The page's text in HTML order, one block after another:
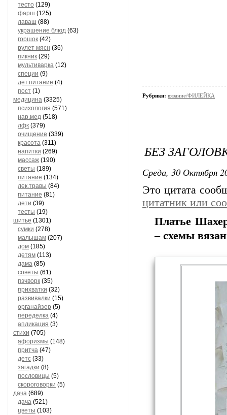
тесто (129)
фарш (125)
лаваш (88)
украшение блюд (63)
горшок (42)
рулет мясн (36)
пикник (29)
мультиварка (12)
специи (9)
дет.питание (4)
пост (1)
медицина (3325)
психология (571)
нар.мед (518)
лфк (379)
очищение (339)
красота (311)
напитки (269)
массаж (190)
светы (189)
питание (134)
лек.травы (84)
питание (81)
дети (39)
тесты (19)
шитье (1301)
сумки (278)
малышам (207)
дом (185)
детям (113)
дама (85)
советы (61)
пэчворк (35)
прихватки (32)
развивалки (15)
органайзер (5)
переделка (4)
апликация (3)
стихи (705)
афоризмы (148)
притча (47)
детс (33)
загадки (8)
пословицы (5)
скороговорки (5)
дача (689)
дача (521)
цветы (103)
Рубрики: вязание/ФИЛЕЙКА
БЕЗ
Среда, 30 Октября
Это цитата
цитатник или
Платье
– схемы